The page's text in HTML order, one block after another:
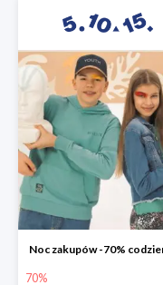
Noc zakupów -70%
70%